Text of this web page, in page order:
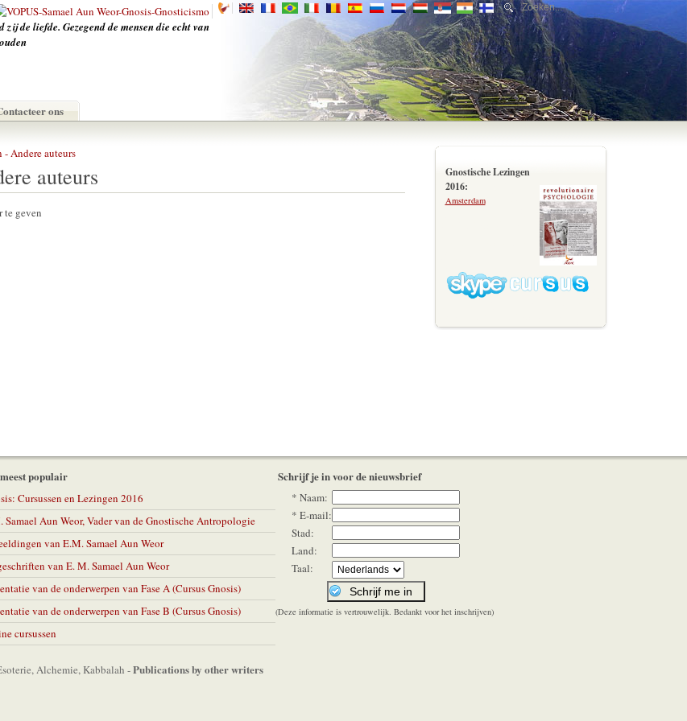
zij de liefde. Gezegend de mensen die echt van
ons
- Andere auteurs
auteurs
te geven
Gnostische Lezingen
2016:
Amsterdam
populair
Cursussen en Lezingen 2016
Samael Aun Weor, Vader van de Gnostische Antropologie
van E.M. Samael Aun Weor
van E. M. Samael Aun Weor
van de onderwerpen van Fase A (Cursus Gnosis)
van de onderwerpen van Fase B (Cursus Gnosis)
cursussen
Schrijf je in voor de nieuwsbrief
* Naam:
* E-mail:
Stad:
Land:
Taal:
(Deze informatie is vertrouwelijk. Bedankt voor het inschrijven)
Alchemie, Kabbalah -Publications by other writers